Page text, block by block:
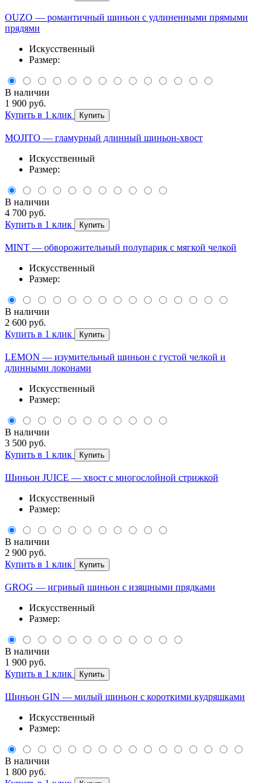
OUZO — романтичный шиньон с удлиненными прямыми
прядями
Искусственный
Размер:
В наличии
1 900 руб.
Купить в 1 клик
Купить
MOJITO — гламурный длинный шиньон-хвост
Искусственный
Размер:
В наличии
4 700 руб.
Купить в 1 клик
Купить
MINT — обворожительный полупарик с мягкой челкой
Искусственный
Размер:
В наличии
2 600 руб.
Купить в 1 клик
Купить
LEMON — изумительный шиньон с густой челкой и
длинными локонами
Искусственный
Размер:
В наличии
3 500 руб.
Купить в 1 клик
Купить
Шиньон JUICE — хвост с многослойной стрижкой
Искусственный
Размер:
В наличии
2 900 руб.
Купить в 1 клик
Купить
GROG — игривый шиньон с изящными прядками
Искусственный
Размер:
В наличии
1 900 руб.
Купить в 1 клик
Купить
Шиньон GIN — милый шиньон с короткими кудряшками
Искусственный
Размер:
В наличии
1 800 руб.